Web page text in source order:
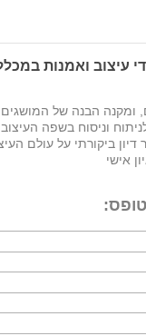
עיצוב ואמנות
ומקנה הבנה של
וניסוח בשפה
ביקורתי על עולם
אישי